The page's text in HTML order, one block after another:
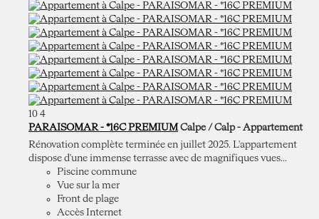
10 4
PARAISOMAR - *16C PREMIUM Calpe / Calp - Appartement
Rénovation complète terminée en juillet 2025. L'appartement
dispose d'une immense terrasse avec de magnifiques vues...
Piscine commune
Vue sur la mer
Front de plage
Accès Internet